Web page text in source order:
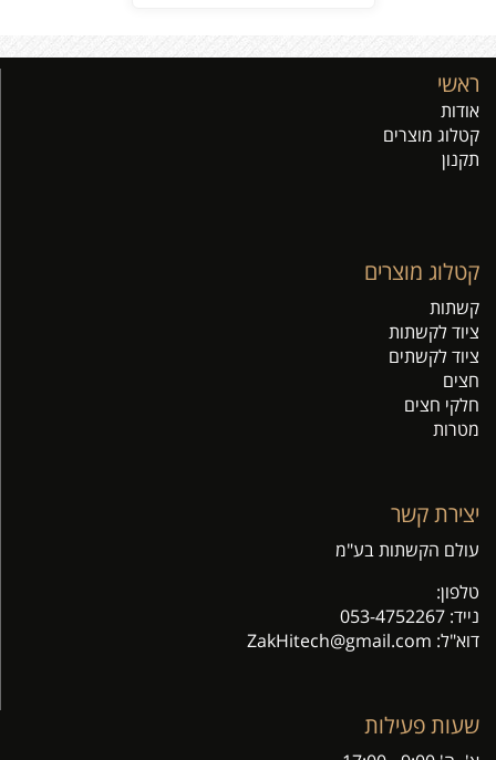
ראשי
אודות
קטלוג מוצרים
תקנון
קטלוג מוצרים
קשתות
ציוד לקשתות
ציוד לקשתים
חצים
חלקי חצים
מטרות
יצירת קשר
עולם הקשתות בע"מ
טלפון:
נייד: 053-4752267
דוא"ל: Z akHitech@gmail.com
שעות פעילות